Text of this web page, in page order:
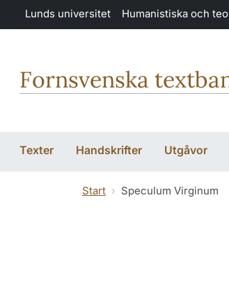
Hoppa till huvudinnehåll
Lunds universitet Humanistiska och
Fornsvenska
Texter Handskrifter Utgåvor
Start Speculum Virginum